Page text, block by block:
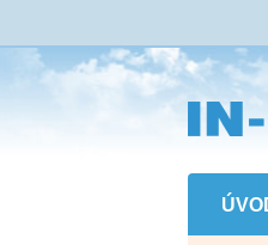
Přejít
na
hlavní
obsah